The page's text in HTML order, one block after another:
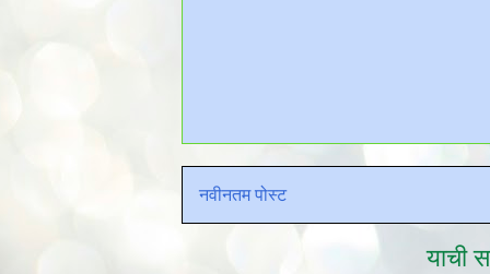
नवीनतम पोस्ट
याची